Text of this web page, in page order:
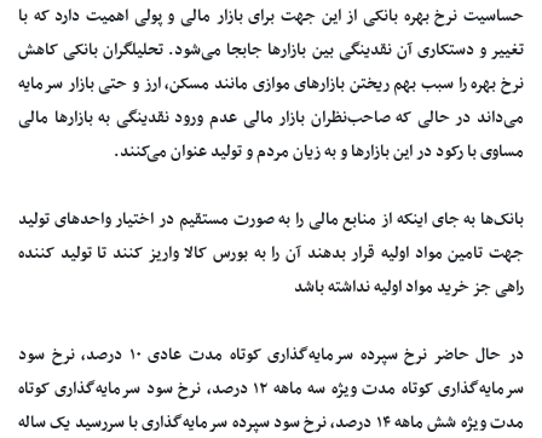
حساسیت نرخ بهره بانکی از این جهت برای بازار مالی و پولی اهمیت دارد که با
تغییر و دستکاری آن نقدینگی بین بازارها جابجا می‌شود. تحلیلگران بانکی کاهش
نرخ بهره را سبب بهم ریختن بازارهای موازی مانند مسکن، ارز و حتی بازار سرمایه
می‌داند در حالی که صاحب‌نظران بازار مالی عدم ورود نقدینگی به بازارها مالی
مساوی با رکود در این بازارها و به زیان مردم و تولید عنوان می‌کنند.
بانک‌ها به جای اینکه از منابع مالی را به صورت مستقیم در اختیار واحدهای تولید
جهت تامین مواد اولیه قرار بدهند آن را به بورس کالا واریز کنند تا تولید کننده
راهی جز خرید مواد اولیه نداشته باشد
در حال حاضر نرخ سپرده سرمایه‌گذاری کوتاه‌ مدت عادی ۱۰ درصد، نرخ سود
سرمایه‌گذاری کوتاه‌ مدت ویژه سه ماهه ۱۲ درصد، نرخ سود سرمایه‌گذاری کوتاه‌
مدت ویژه شش ماهه ۱۴ درصد، نرخ سود سپرده سرمایه‌گذاری با سررسید یک ‌ساله